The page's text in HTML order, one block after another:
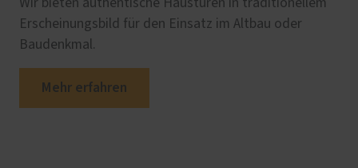
Erscheinungsbild für den Einsatz im Altbau oder
Baudenkmal.
Mehr erfahren